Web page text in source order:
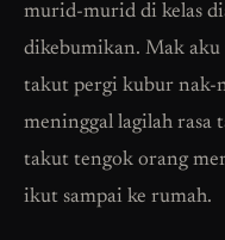
murid-murid di kelas
dikebumikan. Mak aku
takut pergi kubur nak-
meninggal lagilah rasa
takut tengok orang
ikut sampai ke rumah.